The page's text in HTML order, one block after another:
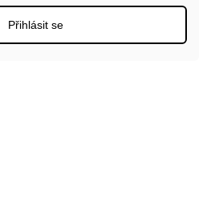
Přihlásit se